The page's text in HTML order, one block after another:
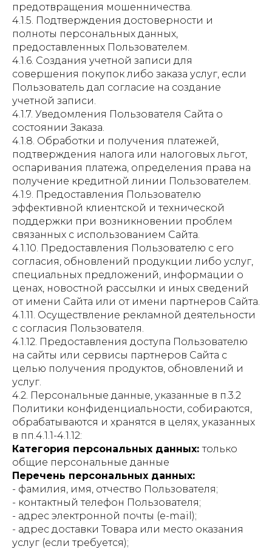
предотвращения мошенничества.
4.1.5. Подтверждения достоверности и
полноты персональных данных,
предоставленных Пользователем.
4.1.6. Создания учетной записи для
совершения покупок либо заказа услуг, если
Пользователь дал согласие на создание
учетной записи.
4.1.7. Уведомления Пользователя Сайта о
состоянии Заказа.
4.1.8. Обработки и получения платежей,
подтверждения налога или налоговых льгот,
оспаривания платежа, определения права на
получение кредитной линии Пользователем.
4.1.9. Предоставления Пользователю
эффективной клиентской и технической
поддержки при возникновении проблем
связанных с использованием Сайта.
4.1.10. Предоставления Пользователю с его
согласия, обновлений продукции либо услуг,
специальных предложений, информации о
ценах, новостной рассылки и иных сведений
от имени Сайта или от имени партнеров Сайта.
4.1.11. Осуществление рекламной деятельности
с согласия Пользователя.
4.1.12. Предоставления доступа Пользователю
на сайты или сервисы партнеров Сайта с
целью получения продуктов, обновлений и
услуг.
4.2. Персональные данные, указанные в п.3.2
Политики конфиденциальности, собираются,
обрабатываются и хранятся в целях, указанных
в пп.4.1.1-4.1.12:
Категория персональных данных:только
общие персональные данные
Перечень персональных данных:
- фамилия, имя, отчество Пользователя;
- контактный телефон Пользователя;
- адрес электронной почты (e-mail);
- адрес доставки Товара или место оказания
услуг (если требуется);